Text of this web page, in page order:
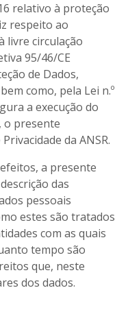
relativo à proteção
respeito ao
livre circulação
95/46/CE
de Dados,
como, pela Lei n.º
a execução do
o presente
da ANSR.
a presente
das
pessoais
estes são tratados
com as quais
tempo são
que, neste
dos dados.